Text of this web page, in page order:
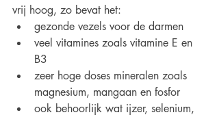
vrij hoog, zo bevat het:
gezonde vezels voor de darmen
veel vitamines zoals vitamine E en
B3
zeer hoge doses mineralen zoals
magnesium, mangaan en fosfor
ook behoorlijk wat ijzer, selenium,